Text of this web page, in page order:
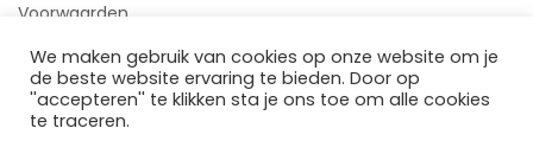
Voorwaarden
een we make it website
We maken gebruik van cookies op onze website om je
de beste website ervaring te bieden. Door op
''accepteren'' te klikken sta je ons toe om alle cookies
te traceren.